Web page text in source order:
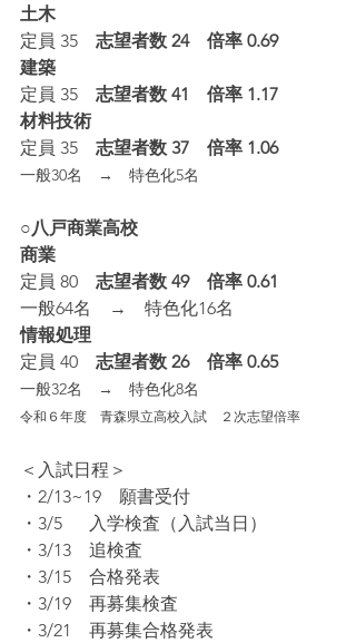
土木
定員 35 志望者数 24　倍率 0.69
建築
定員 35 志望者数 41　倍率 1.17
材料技術
定員 35 志望者数 37　倍率 1.06
一般30名　→　特色化5名
○八戸商業高校
商業
定員 80 志望者数 49　倍率 0.61
一般64名　→　特色化16名
情報処理
定員 40 志望者数 26　倍率 0.65
一般32名　→　特色化8名
令和６年度　青森県立高校入試　２次志望倍率
＜入試日程＞
・2/13~19　願書受付
・3/5　  入学検査（入試当日）
・3/13　追検査
・3/15　合格発表
・3/19　再募集検査
・3/21　再募集合格発表